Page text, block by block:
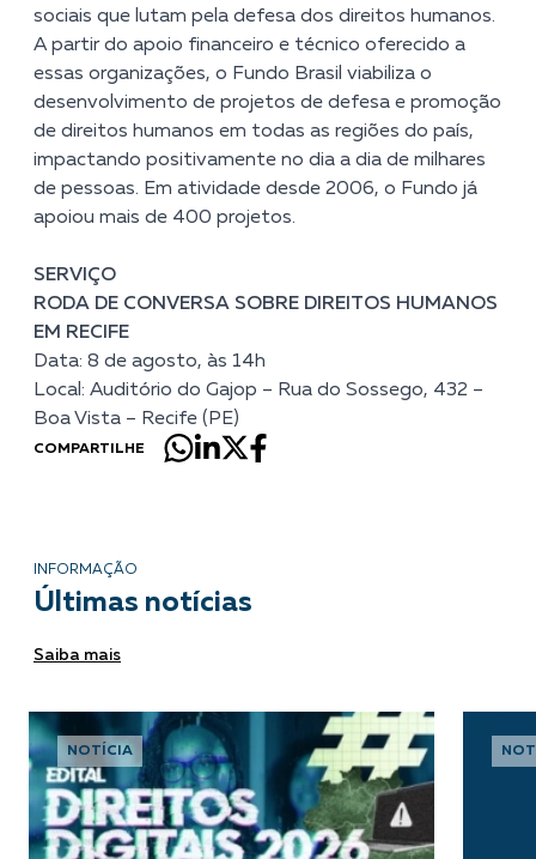
sociais que lutam pela defesa dos direitos humanos.
A partir do apoio financeiro e técnico oferecido a
essas organizações, o Fundo Brasil viabiliza o
desenvolvimento de projetos de defesa e promoção
de direitos humanos em todas as regiões do país,
impactando positivamente no dia a dia de milhares
de pessoas. Em atividade desde 2006, o Fundo já
apoiou mais de 400 projetos.
SERVIÇO
RODA DE CONVERSA SOBRE DIREITOS HUMANOS
EM RECIFE
Data: 8 de agosto, às 14h
Local: Auditório do Gajop – Rua do Sossego, 432 –
Boa Vista – Recife (PE)
COMPARTILHE
INFORMAÇÃO
Últimas notícias
Saiba mais
NOTÍCIA